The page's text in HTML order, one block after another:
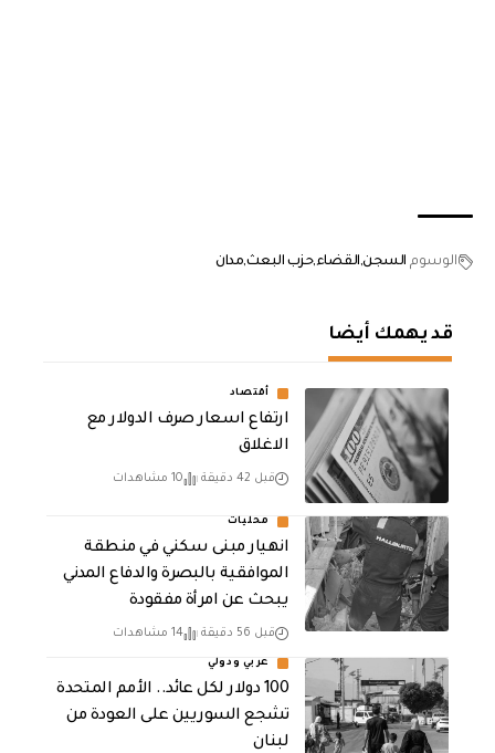
الوسوم السجن القضاءحزب البعثمدان
قد يهمك أيضا
أقتصاد
ارتفاع اسعار صرف الدولار مع
الاغلاق
قبل 42 دقيقة 10 مشاهدات
محليات
انهيار مبنى سكني في منطقة
الموافقية بالبصرة والدفاع المدني
يبحث عن امرأة مفقودة
قبل 56 دقيقة 14 مشاهدات
عربي ودولي
100 دولار لكل عائد.. الأمم المتحدة
تشجع السوريين على العودة من
لبنان